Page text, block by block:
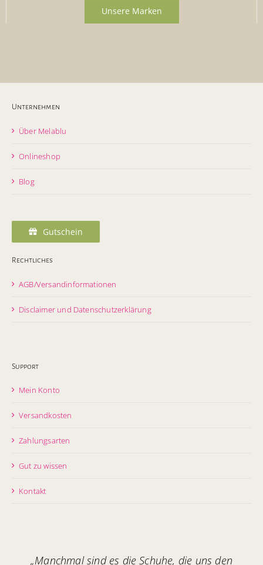
Unsere Marken
Unternehmen
Über Melablu
Onlineshop
Blog
Gutschein
Rechtliches
AGB/Versandinformationen
Disclaimer und Datenschutzerklärung
Support
Mein Konto
Versandkosten
Zahlungsarten
Gut zu wissen
Kontakt
„Manchmal sind es die Schuhe, die uns den